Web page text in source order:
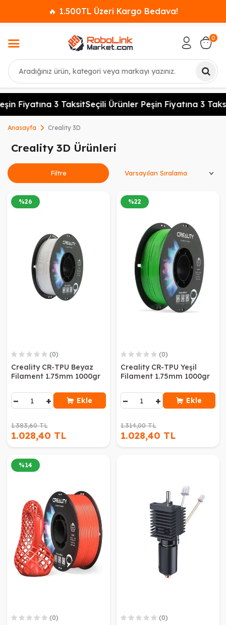
🔥 1.500TL Üzeri Kargo Bedava!
Ara
0
Fiyatına 3 TaksitSeçili Ürünler Peşin Fiyatına 3 Taksit
Anasayfa Creality 3D
Creality 3D Ürünleri
Filtre
%26
(0)
Creality CR-TPU Beyaz
Filament 1.75mm 1000gr
− + Ekle
1.383,60 TL
1.028,40 TL
%22
(0)
Creality CR-TPU Yeşil
Filament 1.75mm 1000gr
− + Ekle
1.314,00 TL
1.028,40 TL
%14
(0) (0)